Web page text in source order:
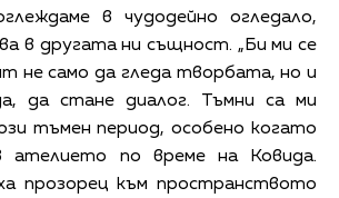
в чудодейно огледало,
в другата ни същност. „Би ми се
не само да гледа творбата, но и
да стане диалог. Тъмни са ми
тъмен период, особено когато
ателието по време на Ковида.
прозорец към пространството